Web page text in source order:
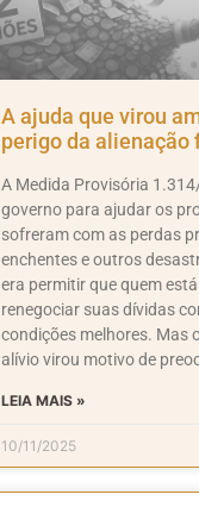
A ajuda que virou
perigo da alienação
A Medida Provisória
governo para ajudar os
sofreram com as perdas
enchentes e outros
era permitir que quem
renegociar suas dívidas
condições melhores. Mas
alívio virou motivo de
LEIA MAIS »
10/11/2025